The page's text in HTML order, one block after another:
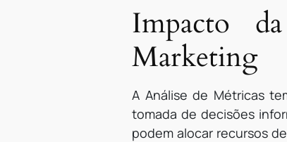
Impacto
Marketing
A Análise de Métricas
tomada de decisões
podem alocar recursos